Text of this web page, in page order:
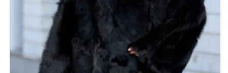
функциональной. Размерный ряд охватывает позиции
от 42 до 56. Производство — Россия, с
использованием лучших технологий обработки и
выделки меха. Эта короткая дублёнка станет стильным
акцентом в гардеробе, подчеркнёт вкус своей
обладательницы и подарит уют даже в самую